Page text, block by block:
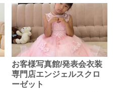
お客様写真館/発表会衣装
専門店エンジェルスクロ
ーゼット